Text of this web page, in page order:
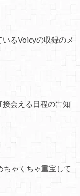
るVoicyの収録のメ
会える日程の告知
ゃくちゃ重宝して